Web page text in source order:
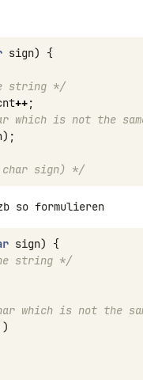
sign)
{
string */
++;
which is not the
);
sign) */
so formulieren
sign)
{
string */
which is not the
)